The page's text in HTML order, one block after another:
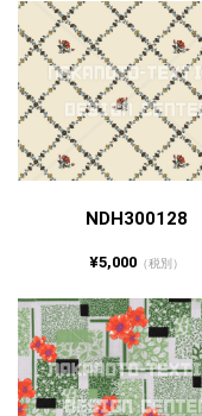
NDH300128
¥5,000 （税別）